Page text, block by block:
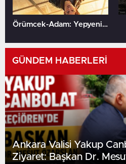
Örümcek-Adam: Yepyeni Bir Gün
GÜNDEM HABERLERİ
Ankara Valisi Yakup
Ziyaret: Başkan Dr.